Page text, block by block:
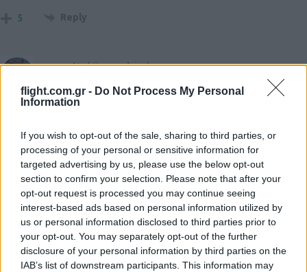
flight.com.gr - Do Not Process My Personal
Information
If you wish to opt-out of the sale, sharing to third parties, or
processing of your personal or sensitive information for
targeted advertising by us, please use the below opt-out
section to confirm your selection. Please note that after your
opt-out request is processed you may continue seeing
interest-based ads based on personal information utilized by
us or personal information disclosed to third parties prior to
your opt-out. You may separately opt-out of the further
disclosure of your personal information by third parties on the
IAB’s list of downstream participants. This information may
5 Reply
Manolis(@manolis)
10 Ιουνίου 2026 22:13
#733458
Αλλος ενας τυπος ελικοπτερου για την μεγαλη συλλογη μας!
5 Reply View Replies
dimitrisx(@dimitrisx)
10 Ιουνίου 2026 23:03
Η πυροσβεστική δεν έχει και Airbus puma, αλλά και BK 117; Προς
τί αυτή η πολυτυπια;
2 Reply